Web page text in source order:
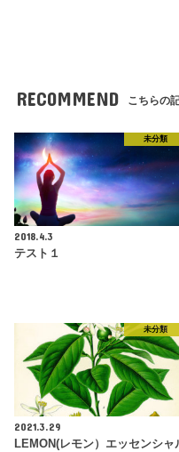
RECOMMEND こちらの
未分類
2018.4.3
テスト１
未分類
2021.3.29
LEMON(レモン）エッセンシャ